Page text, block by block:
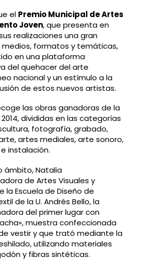
el Premio Municipal de Artes
Joven, que presenta en
realizaciones una gran
medios, formatos y temáticas,
en una plataforma
del quehacer del arte
nacional y un estímulo a la
de estos nuevos artistas.
las obras ganadoras de la
divididas en las categorías
fotografía, grabado,
artes mediales, arte sonoro,
instalación.
ámbito, Natalia
de Artes Visuales y
la Escuela de Diseño de
de la U. Andrés Bello, la
del primer lugar con
muestra confeccionada
vestir y que trató mediante la
utilizando materiales
y fibras sintéticas.